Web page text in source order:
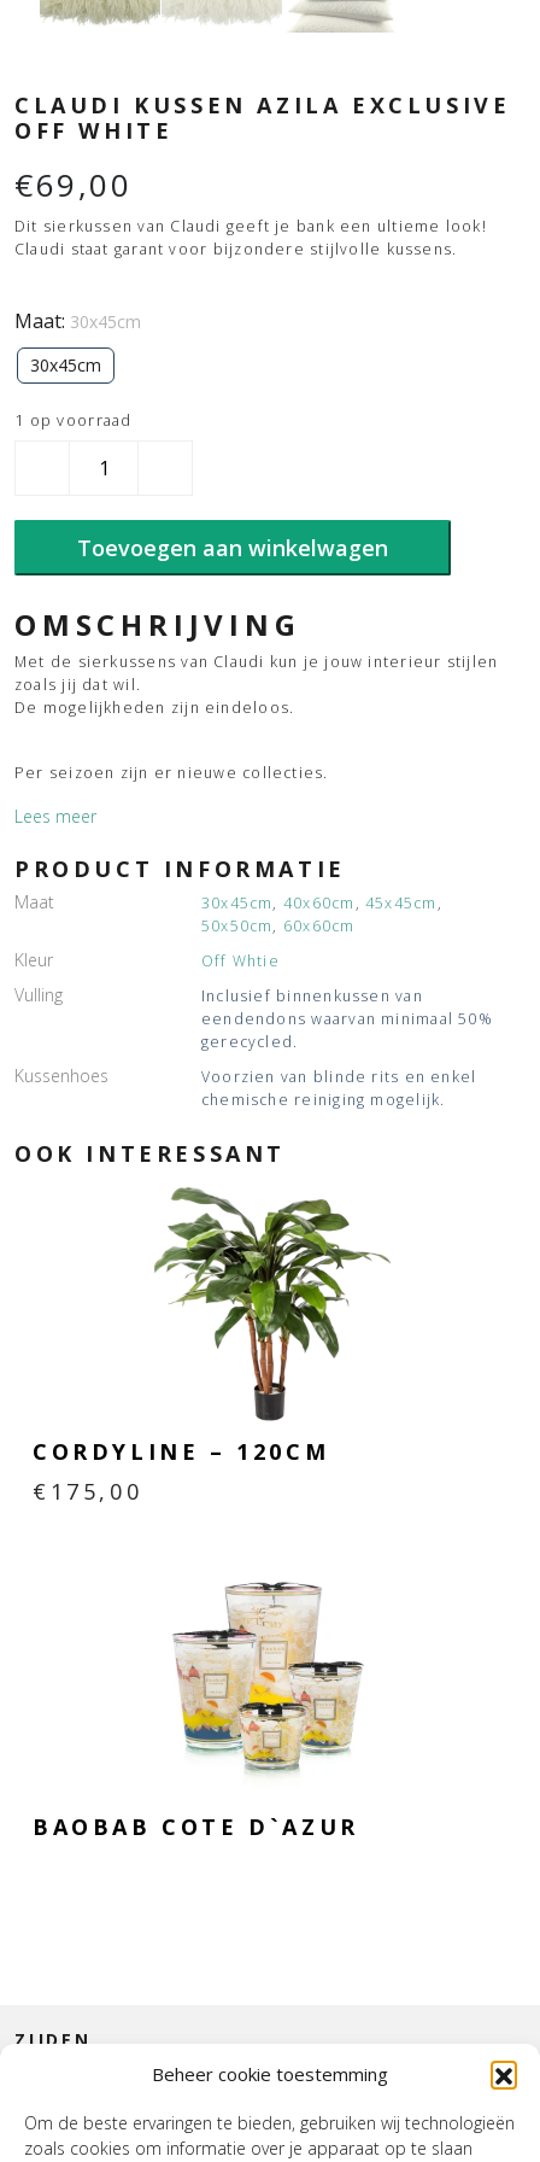
Beheer cookie toestemming
Om de beste ervaringen te bieden, gebruiken wij technologieën
zoals cookies om informatie over je apparaat op te slaan
CLAUDI KUSSEN AZILA EXCLUSIVE
OFF WHITE
€69,00
Dit sierkussen van Claudi geeft je bank een ultieme look!
Claudi staat garant voor bijzondere stijlvolle kussens.
Maat: 30x45cm
30x45cm
1 op voorraad
White
Toevoegen aan winkelwagen
OMSCHRIJVING
Met de sierkussens van Claudi kun je jouw interieur stijlen
zoals jij dat wil.
De mogelijkheden zijn eindeloos.
Per seizoen zijn er nieuwe collecties.
Lees meer
PRODUCT INFORMATIE
Maat 30x45cm, 40x60cm , 45x45cm ,
50x50cm, 60x60cm
Kleur Off Whtie
Vulling
Inclusief binnenkussen van
eendendons waarvan minimaal 50%
gerecycled.
Kussenhoes
Voorzien van blinde rits en enkel
chemische reiniging mogelijk.
OOK INTERESSANT
CORDYLINE – 120CM
€ 175,00
BAOBAB COTE D`AZUR
ZIJDEN
INTERIEUR